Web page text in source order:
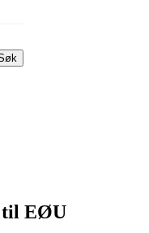
til EØU